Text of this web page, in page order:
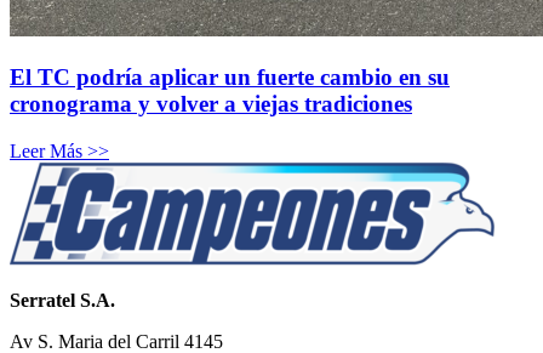
El TC podría aplicar un fuerte cambio en su
cronograma y volver a viejas tradiciones
Leer Más >>
Serratel S.A.
Av S. Maria del Carril 4145